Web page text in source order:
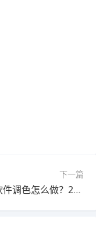
下一篇
即梦软件调色怎么做？2026最新版教程（新手必看）